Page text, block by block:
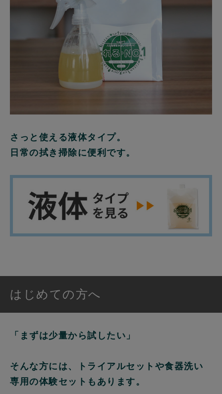
さっと使える液体タイプ。
日常の拭き掃除に便利です。
はじめての方へ
「まずは少量から試したい」
そんな方には、トライアルセットや食器洗い
専用の体験セットもあります。